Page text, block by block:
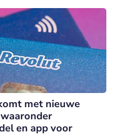
met nieuwe
en app voor